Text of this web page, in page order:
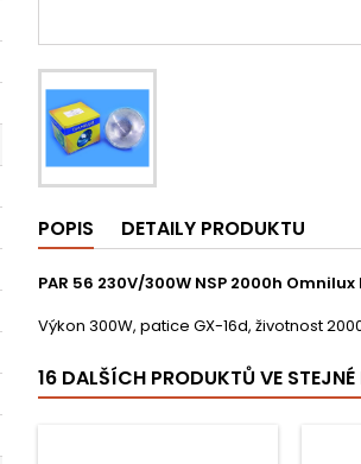
POPIS DETAILY PRODUKTU
PAR 56 230V/300W NSP 2000h Omnilux
Výkon 300W, patice GX-16d, životnost
16 DALŠÍCH PRODUKTŮ VE